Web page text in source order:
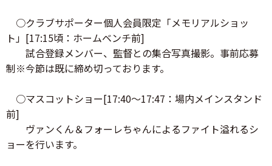
○クラブサポーター個人会員限定「メモリアルショッ
ト」[17:15頃：ホームベンチ前]
試合登録メンバー、監督との集合写真撮影。事前応募
制※今節は既に締め切っております。
○マスコットショー[17:40～17:47：場内メインスタンド
前]
ヴァンくん＆フォーレちゃんによるファイト溢れるシ
ョーを行います。